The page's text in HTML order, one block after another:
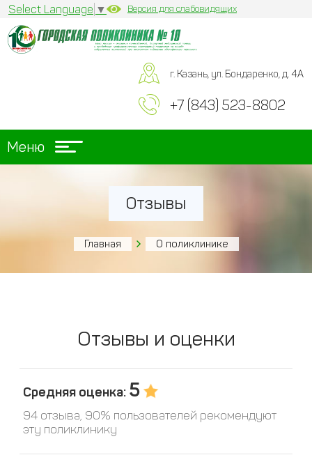
Select Language ▼ Версия для слабовидящих
г. Казань, ул. Бондаренко, д. 4А
+7 (843) 523-8802
Меню
Отзывы
Главная О поликлинике
Отзывы и оценки
Средняя оценка: 5
94 отзыва, 90% пользователей рекомендуют
эту поликлинику